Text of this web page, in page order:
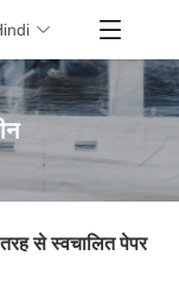
से स्वचालित पेपर